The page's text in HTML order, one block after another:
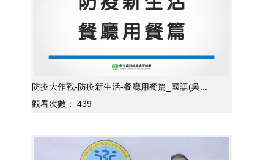
防疫大作戰-防疫新生活-餐廳用餐篇_國語(吳...
觀看次數：
439